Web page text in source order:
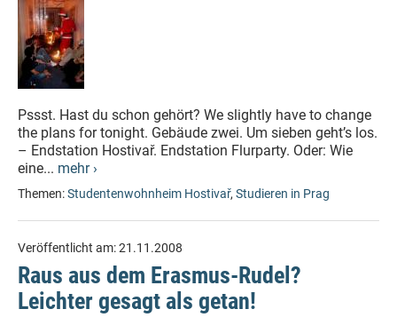
Pssst. Hast du schon gehört? We slightly have to change
the plans for tonight. Gebäude zwei. Um sieben geht’s los.
– Endstation Hostivař. Endstation Flurparty. Oder: Wie
eine... mehr ›
Themen:Studentenwohnheim Hostivař, Studieren in Prag
Veröffentlicht am:21.11.2008
Raus aus dem Erasmus-Rudel?
Leichter gesagt als getan!